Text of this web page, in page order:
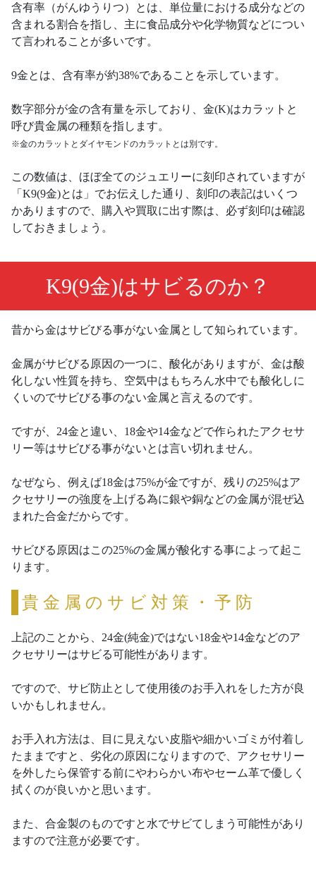
含有率（がんゆうりつ）とは、単位量における成分などの
含まれる割合を指し、主に食品成分や化学物質などについ
て言われることが多いです。
9金とは、含有率が約38%であることを示しています。
数字部分が金の含有量を示しており、金(K)はカラットと
呼び貴金属の種類を指します。
※金のカラットとダイヤモンドのカラットとは別です。
この数値は、ほぼ全てのジュエリーに刻印されていますが
「K9(9金)とは」でお伝えした通り、刻印の表記はいくつ
かありますので、購入や買取に出す際は、必ず刻印は確認
しておきましょう。
K9(9金)はサビるのか？
昔から金はサビびる事がない金属として知られています。
金属がサビびる原因の一つに、酸化がありますが、金は酸
化しない性質を持ち、空気中はもちろん水中でも酸化しに
くいのでサビびる事のない金属と言えるのです。
ですが、24金と違い、18金や14金などで作られたアクセサ
リー等はサビびる事がないとは言い切れません。
なぜなら、例えば18金は75%が金ですが、残りの25%はア
クセサリーの強度を上げる為に銀や銅などの金属が混ぜ込
まれた合金だからです。
サビびる原因はこの25%の金属が酸化する事によって起こ
ります。
貴金属のサビ対策・予防
上記のことから、24金(純金)ではない18金や14金などのア
クセサリーはサビる可能性があります。
ですので、サビ防止として使用後のお手入れをした方が良
いかもしれません。
お手入れ方法は、目に見えない皮脂や細かいゴミが付着し
たままですと、劣化の原因になりますので、アクセサリー
を外したら保管する前にやわらかい布やセーム革で優しく
拭くのが良いかと思います。
また、合金製のものですと水でサビてしまう可能性があり
ますので注意が必要です。